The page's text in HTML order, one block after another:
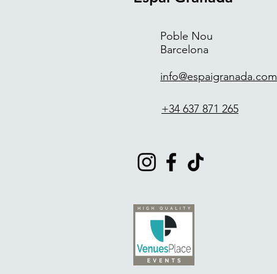
Poble Nou
Barcelona
info@espaigranada.com
+34 637 871 265